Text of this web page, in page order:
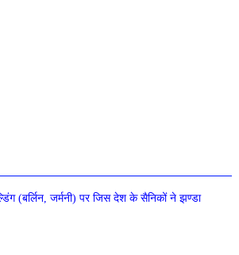
(बर्लिन, जर्मनी) पर जिस देश के सैनिकों ने झण्डा